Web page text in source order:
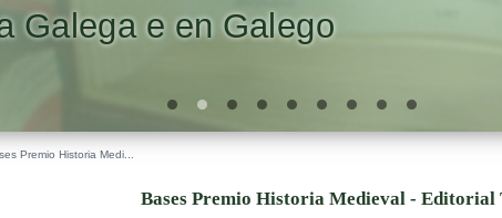
Galega e en Galego
Premio Historia Medi...
Bases Premio Historia Medieval - Editorial